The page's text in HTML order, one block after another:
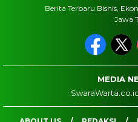
Berita Terbaru Bisnis,
Jawa
MEDIA